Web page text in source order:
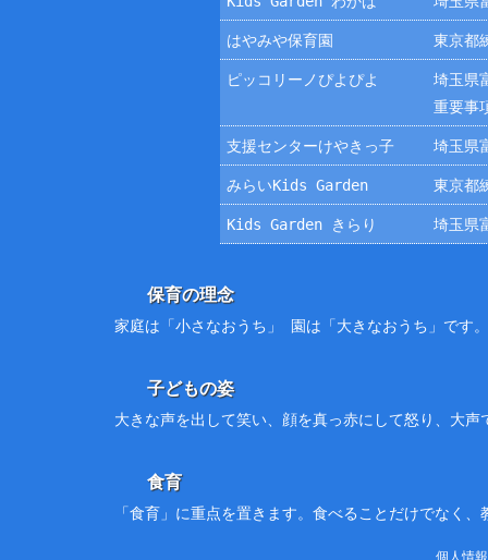
はやみや保育園 東京都
ピッコリーノぴよぴよ
埼玉県
重要事
支援センターけやきっ子 埼玉県
みらいKids Garden 東京都
Kids Garden きらり 埼玉県
保育の理念
家庭は「小さなおうち」 園は「大きなおうち」です
子どもの姿
大きな声を出して笑い、顔を真っ赤にして怒り、大
食育
「食育」に重点を置きます。食べることだけでなく
個人情